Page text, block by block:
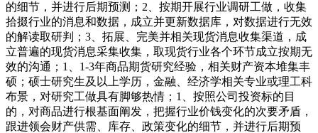
的细节，并进行后期预测；2、按期开展行业调研工做，收集
拾掇行业的消息和数据，成立并更新数据库，对数据进行无效
的解读取研判；3、拓展、完美并相关现货消息收集渠道，成
立普遍的现货消息采集收集，取现货行业各个环节成立按期无
效的沟通；1、1-3年商品期货研究经验，相关财产资本堆集丰
硕；硕士研究生及以上学历，金融、经济学相关专业或理工科
布景，对研究工做具有脚够热情；1、按照公司投资标的目
的，对商品进行根基面阐发，把握行业价钱变化的次要矛盾，
跟进领会财产供需、库存、政策变化的细节，并进行后期预